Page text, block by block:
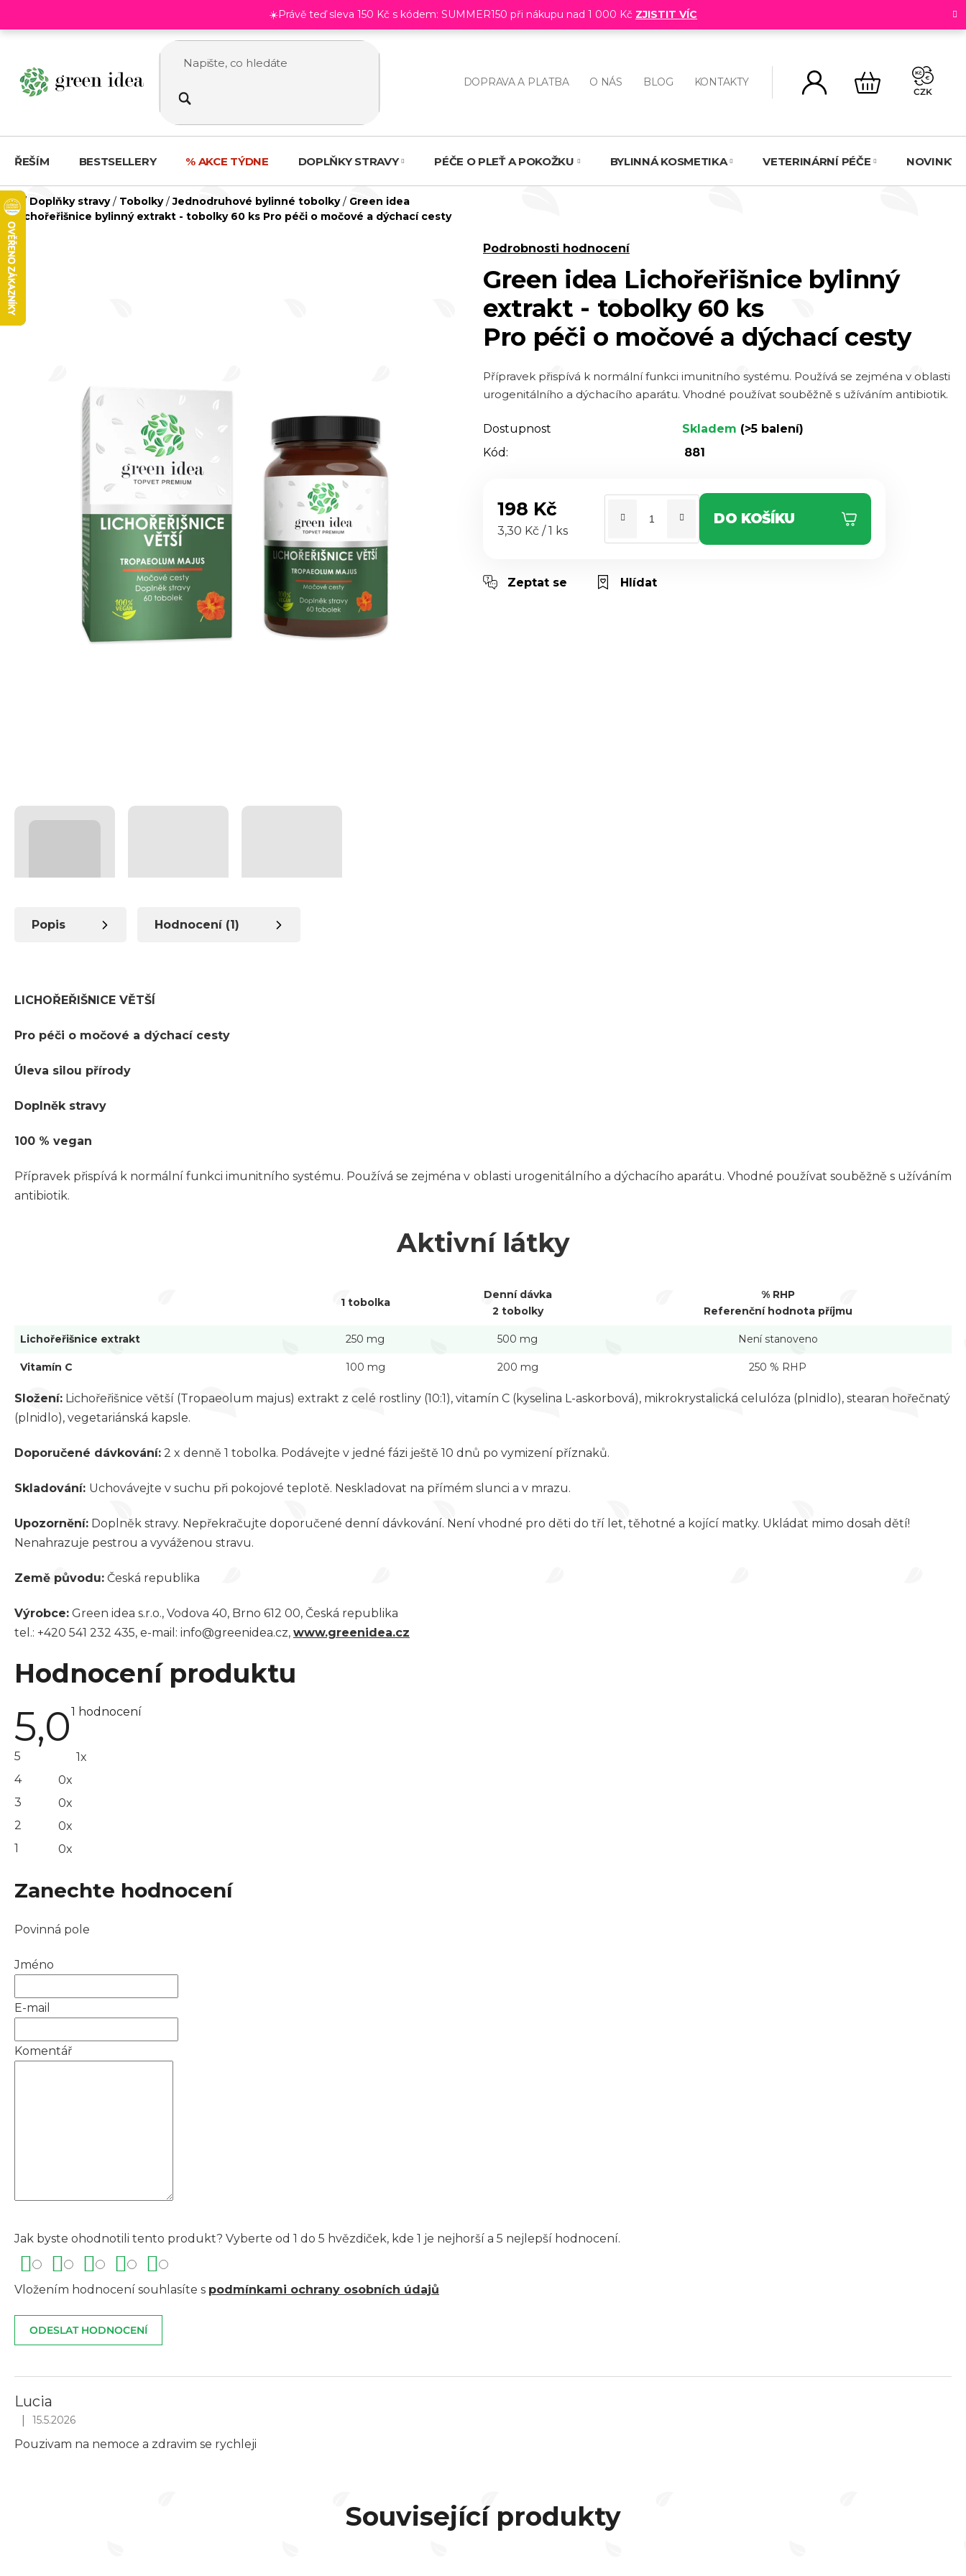
☀️Právě teď sleva 150 Kč s kódem: SUMMER150 při nákupu nad 1 000 Kč ZJISTIT VÍC
DOPRAVA A PLATBA O NÁS BLOG KONTAKTY
NÁKUPNÍ
KOŠÍK
CZK
ŘEŠÍM BESTSELLERY % AKCE TÝDNE DOPLŇKY STRAVY PÉČE O PLEŤ A POKOŽKU BYLINNÁ KOSMETIKA VETERINÁRNÍ PÉČE NOVINKY
Domů
/ Doplňky stravy / Tobolky / Jednodruhové bylinné tobolky / Green idea
Lichořeřišnice bylinný extrakt - tobolky 60 ks Pro péči o močové a dýchací cesty
Green idea Lichořeřišnice bylinný
extrakt - tobolky 60 ks
Pro péči o močové a dýchací cesty
Průměrné
produktu
je
5,0
z 5
Podrobnosti hodnocení
Přípravek přispívá k normální funkci imunitního systému. Používá se zejména v oblasti
urogenitálního a dýchacího aparátu. Vhodné používat souběžně s užíváním antibiotik.
Dostupnost Skladem (>5 balení)
Kód:
881
198 Kč
Měrná cena:
3,30 Kč / 1 ks
DO KOŠÍKU
Zeptat se Hlídat
Popis Hodnocení (1)
LICHOŘEŘIŠNICE VĚTŠÍ
Pro péči o močové a dýchací cesty
Úleva silou přírody
Doplněk stravy
100 % vegan
Přípravek přispívá k normální funkci imunitního systému. Používá se zejména v oblasti urogenitálního a dýchacího aparátu. Vhodné používat souběžně s užíváním
antibiotik.
Aktivní látky
1 tobolka
Denní dávka
2 tobolky
% RHP
Referenční hodnota příjmu
Lichořeřišnice extrakt 250 mg 500 mg Není stanoveno
Vitamín C 100 mg 200 mg 250 % RHP
Složení: Lichořeřišnice větší (Tropaeolum majus) extrakt z celé rostliny (10:1), vitamín C (kyselina L-askorbová), mikrokrystalická celulóza (plnidlo), stearan hořečnatý
(plnidlo), vegetariánská kapsle.
Doporučené dávkování: 2 x denně 1 tobolka. Podávejte v jedné fázi ještě 10 dnů po vymizení příznaků.
Skladování: Uchovávejte v suchu při pokojové teplotě. Neskladovat na přímém slunci a v mrazu.
Upozornění: Doplněk stravy. Nepřekračujte doporučené denní dávkování. Není vhodné pro děti do tří let, těhotné a kojící matky. Ukládat mimo dosah dětí!
Nenahrazuje pestrou a vyváženou stravu.
Země původu: Česká republika
Výrobce: Green idea s.r.o., Vodova 40, Brno 612 00, Česká republika
tel.: +420 541 232 435, e-mail: info@greenidea.cz, www.greenidea.cz
Hodnocení produktu
5,0Průměrné
5,0
hvězdiček.
1 hodnocení
5
1x
4
0x
3
0x
2
0x
1
0x
Zanechte hodnocení
Povinná pole
Jméno
E-mail
Komentář
Jak byste ohodnotili tento produkt? Vyberte od 1 do 5 hvězdiček, kde 1 je nejhorší a 5 nejlepší hodnocení.
Vložením hodnocení souhlasíte s podmínkami ochrany osobních údajů
ODESLAT HODNOCENÍ
V
ý
p
i
Lucia
Hodnocení produktu je 5 z 5 hvězdiček.
15.5.2026
Pouzivam na nemoce a zdravim se rychleji
Související produkty